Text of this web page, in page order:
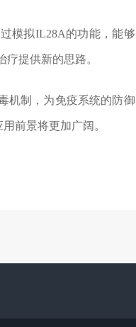
模拟IL28A的功能，能够
提供新的思路。
机制，为免疫系统的防御
前景将更加广阔。